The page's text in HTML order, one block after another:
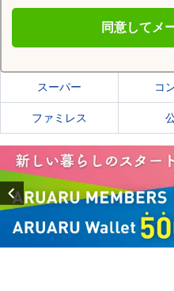
同意してメ
岩見沢市の施設一覧
スーパー コ
ファミレス
Previous